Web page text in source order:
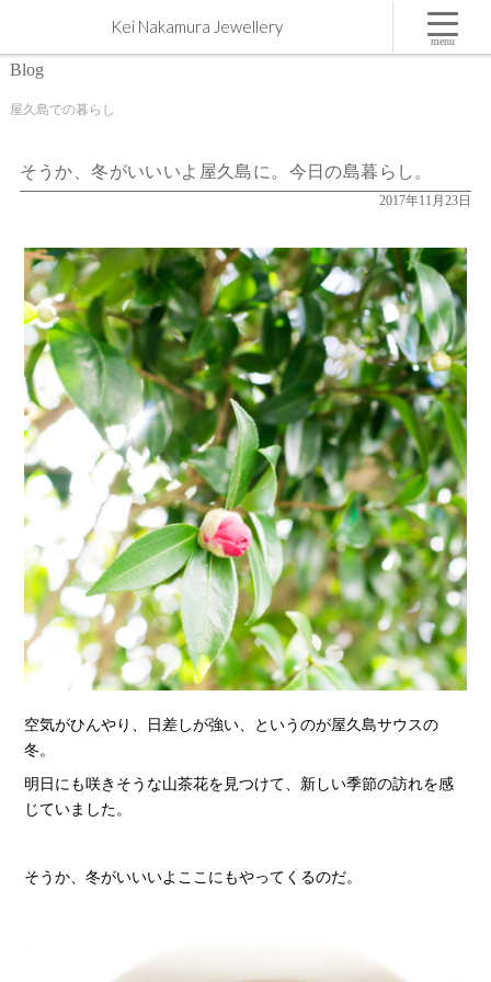
そうか、冬がいいいよ屋久島に。今日の島暮らし。 | 屋久島,ジュエリー,オーダーメイドのマリッ
ジリング（結婚・婚約指輪）制作 | Kei Nakamura Jewellery Blog
Kei Nakamura Jewellery
Blog
屋久島での暮らし
そうか、冬がいいいよ屋久島に。今日の島暮らし。
2017年11月23日
空気がひんやり、日差しが強い、というのが屋久島サウスの
冬。
明日にも咲きそうな山茶花を見つけて、新しい季節の訪れを感
じていました。
そうか、冬がいいいよここにもやってくるのだ。
menu